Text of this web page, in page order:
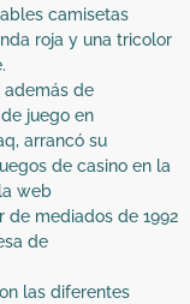
camisetas
roja y una tricolor
además de
juego en
arrancó su
de casino en la
web
de mediados de 1992
de
las diferentes